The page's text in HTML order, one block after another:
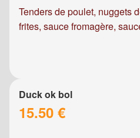
Tenders de poulet, nuggets
frites, sauce fromagère,
Duck ok bol
15.50 €